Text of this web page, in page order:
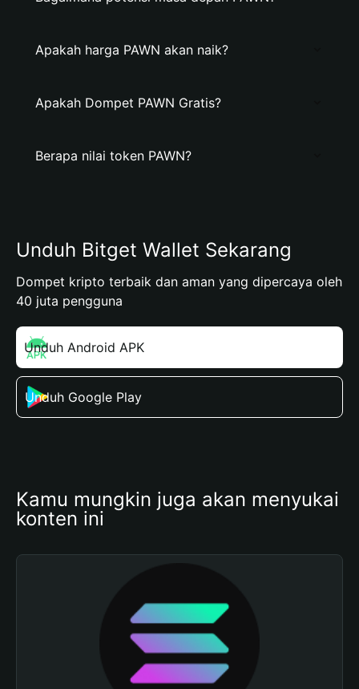
Apakah harga PAWN akan naik?
Apakah Dompet PAWN Gratis?
Berapa nilai token PAWN?
Unduh Bitget Wallet Sekarang
Dompet kripto terbaik dan aman yang dipercaya oleh
40 juta pengguna
Unduh Android APK
Unduh Google Play
Kamu mungkin juga akan menyukai
konten ini